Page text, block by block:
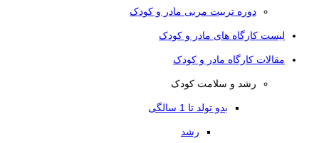
دوره تربیت مربی مادر و کودک
لیست کارگاه های مادر و کودک
مقالات کارگاه مادر و کودک
رشد و سلامت کودک
بدو تولد تا 1 سالگی
رشد